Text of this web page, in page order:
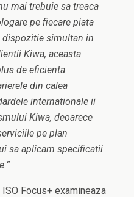
mai trebuie sa treaca
pe fiecare piata
dispozitie simultan in
Kiwa, aceasta
de eficienta
din calea
internationale ii
Kiwa, deoarece
pe plan
sa aplicam specificatii
Focus+ examineaza